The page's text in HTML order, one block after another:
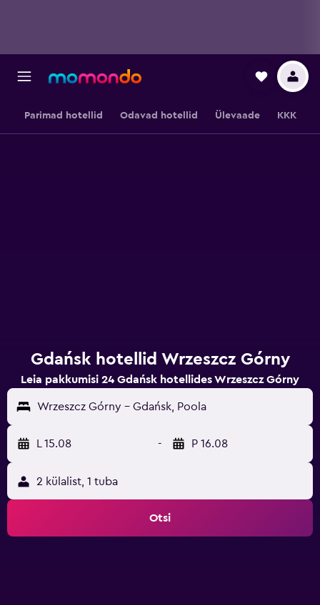
Parimad hotellid Odavad hotellid Ülevaade KKK
Gdańsk hotellid Wrzeszcz Górny
Leia pakkumisi 24 Gdańsk hotellides Wrzeszcz Górny
Wrzeszcz Górny - Gdańsk, Poola
L 15.08 - P 16.08
2 külalist, 1 tuba
Otsi